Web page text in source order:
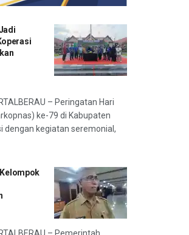
– Peringatan Hari
ke-79 di Kabupaten
dengan kegiatan seremonial,
– Pemerintah